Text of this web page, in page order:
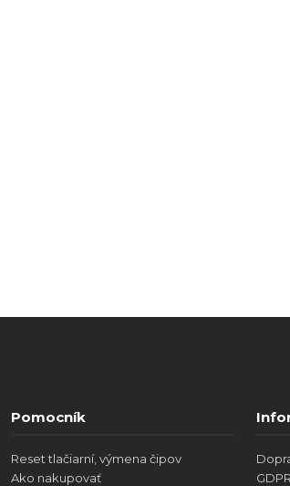
Pomocník
Reset tlačiarní, výmena čipov
Ako nakupovať